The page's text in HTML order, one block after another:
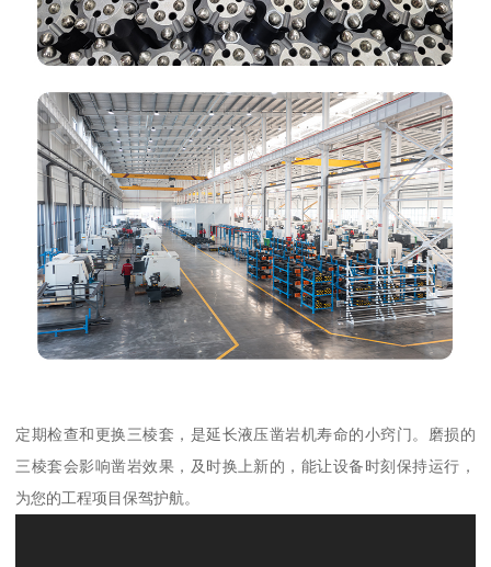
定期检查和更换三棱套，是延长液压凿岩机寿命的小窍门。磨损的
三棱套会影响凿岩效果，及时换上新的，能让设备时刻保持运行，
为您的工程项目保驾护航。